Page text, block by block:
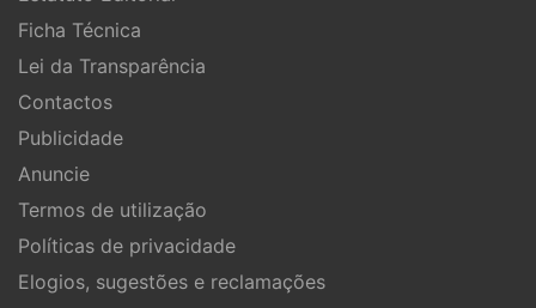
Ficha Técnica
Lei da Transparência
Contactos
Publicidade
Anuncie
Termos de utilização
Políticas de privacidade
Elogios, sugestões e reclamações